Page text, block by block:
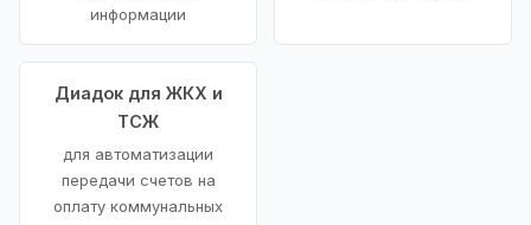
информации
Диадок для ЖКХ и
ТСЖ
для автоматизации
передачи счетов на
оплату коммунальных